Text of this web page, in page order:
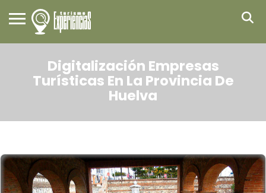
Digitalización Empresas
Turísticas En La Provincia De
Huelva